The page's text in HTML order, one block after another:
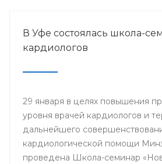
В Уфе состоялась школа-
кардиологов
29 января в целях повышения
уровня врачей кардиологов и
дальнейшего
кардиологической помощи
проведена Школа-семинар